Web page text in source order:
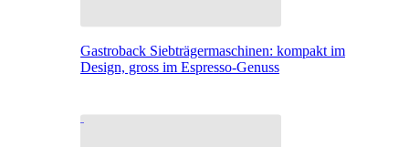
Gastroback Siebträgermaschinen: kompakt im
Design, gross im Espresso-Genuss